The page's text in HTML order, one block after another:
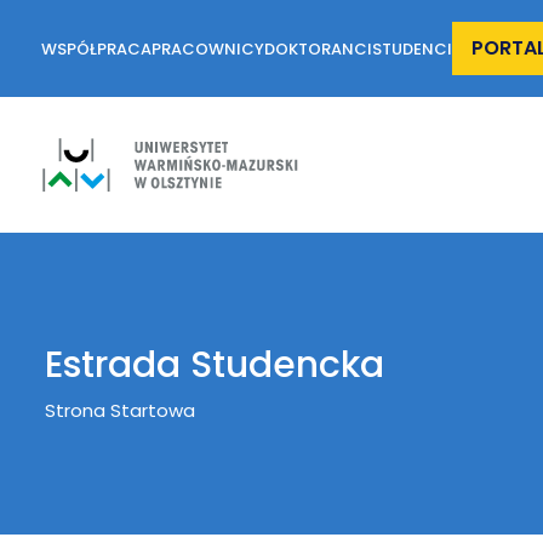
WSPÓŁPRACAPRACOWNICYDOKTORANCISTUDENCI
Estrada Studencka
Breadcrumb
Strona Startowa